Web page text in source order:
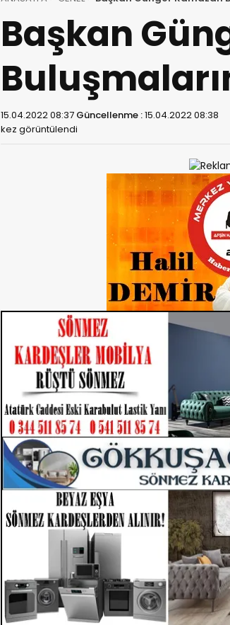
Başkan
15.04.2022 08:37 Güncellenme :15.04.2022 08:38
kez görüntülendi